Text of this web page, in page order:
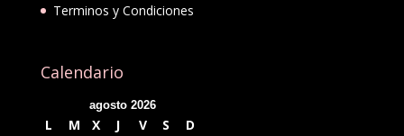
Terminos y Condiciones
Calendario
agosto 2026
L M X J V S
D